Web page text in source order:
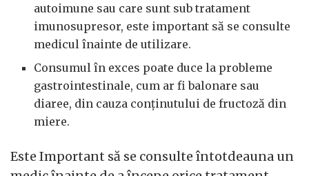
autoimune sau care sunt sub tratament
imunosupresor, este important să se consulte
medicul înainte de utilizare.
Consumul în exces poate duce la probleme
gastrointestinale, cum ar fi balonare sau
diaree, din cauza conținutului de fructoză din
miere.
Este Important să se consulte întotdeauna un